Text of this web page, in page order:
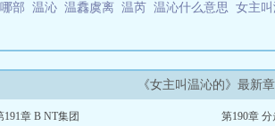
部 温沁 温馫虞离 温芮 温沁什么意思 女主
《女主叫温沁的》最新
191章 B NT集团 第190章